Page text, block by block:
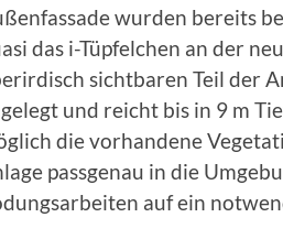
wurden bereits
das i-Tüpfelchen an der
sichtbaren Teil der
und reicht bis in 9 m
die vorhandene
passgenau in die
auf ein